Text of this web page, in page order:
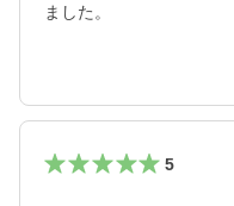
ました。
5